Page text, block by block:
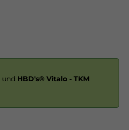
und HBD's® Vitalo - TKM